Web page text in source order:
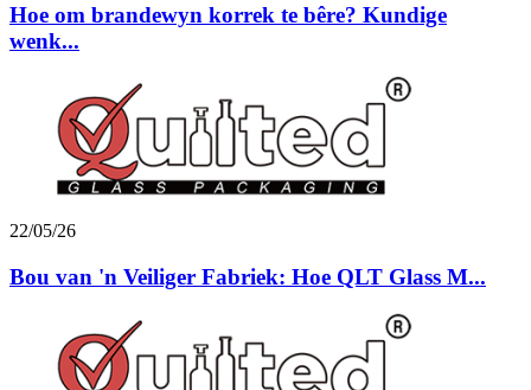
Hoe om brandewyn korrek te bêre? Kundige
wenk...
22/05/26
Bou van 'n Veiliger Fabriek: Hoe QLT Glass M...